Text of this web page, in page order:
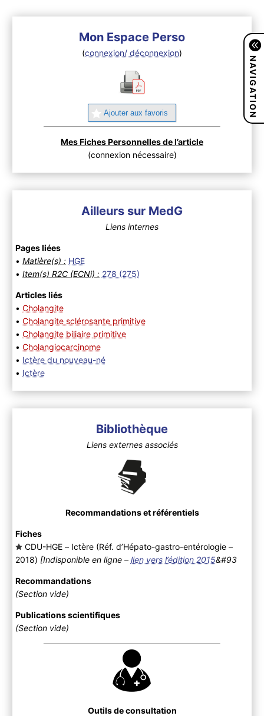
Mon Espace Perso
(connexion/ déconnexion)
Ajouter aux favoris
Mes Fiches Personnelles de l’article
(connexion nécessaire)
Ailleurs sur MedG
Liens internes
Pages liées
• Matière(s) : HGE
• Item(s) R2C (ECNi) : 278 (275)
Articles liés
• Cholangite
• Cholangite sclérosante primitive
• Cholangite biliaire primitive
• Cholangiocarcinome
• Ictère du nouveau-né
• Ictère
Bibliothèque
Liens externes associés
Recommandations et référentiels
Fiches
CDU-HGE – Ictère (Réf. d’Hépato-gastro-entérologie –
2018) [Indisponible en ligne – lien vers l’édition 2015&#93
Recommandations
(Section vide)
Publications scientifiques
(Section vide)
Outils de consultation
NAVIGATION